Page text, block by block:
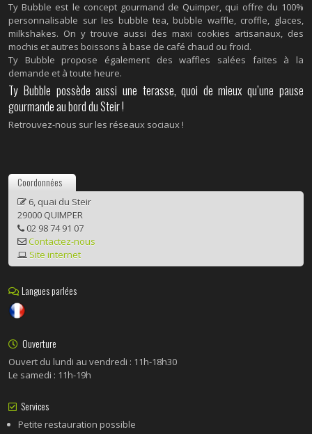
Ty Bubble est le concept gourmand de Quimper, qui offre du 100%
personnalisable sur les bubble tea, bubble waffle, croffle, glaces,
milkshakes. On y trouve aussi des maxi cookies artisanaux, des
mochis et autres boissons à base de café chaud ou froid.
Ty Bubble propose également des waffles salées faites à la
demande et à toute heure.
Ty Bubble possède aussi une terasse, quoi de mieux qu’une pause
gourmande au bord du Steir !
Retrouvez-nous sur les réseaux sociaux !
Coordonnées
6, quai du Steir
29000 QUIMPER
02 98 74 91 07
Contactez-nous
Site internet
Langues parlées
Ouverture
Ouvert du lundi au vendredi : 11h-18h30
Le samedi : 11h-19h
Services
Petite restauration possible